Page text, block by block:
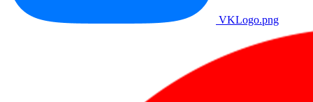
VKLogo.png